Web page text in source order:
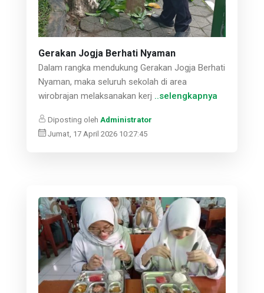
Gerakan Jogja Berhati Nyaman
Dalam rangka mendukung Gerakan Jogja Berhati
Nyaman, maka seluruh sekolah di area
wirobrajan melaksanakan kerj ..selengkapnya
Diposting oleh Administrator
Jumat, 17 April 2026 10:27:45